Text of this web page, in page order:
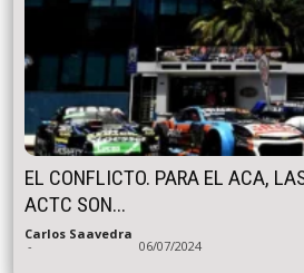
EL CONFLICTO. PARA EL ACA,
ACTC SON...
Carlos Saavedra
- 06/07/2024